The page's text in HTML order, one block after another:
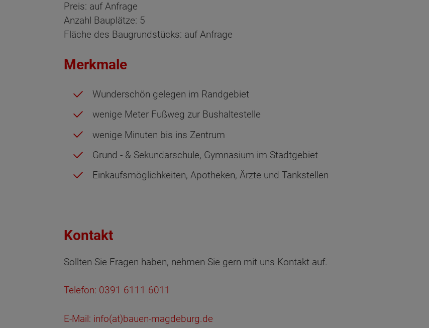
Preis: auf Anfrage
Anzahl Bauplätze: 5
Fläche des Baugrundstücks: auf Anfrage
Merkmale
Wunderschön gelegen im Randgebiet
wenige Meter Fußweg zur Bushaltestelle
wenige Minuten bis ins Zentrum
Grund - & Sekundarschule, Gymnasium im Stadtgebiet
Einkaufsmöglichkeiten, Apotheken, Ärzte und Tankstellen
Kontakt
Sollten Sie Fragen haben, nehmen Sie gern mit uns Kontakt auf.
Telefon: 0391 6111 6011
E-Mail: info(at)bauen-magdeburg.de